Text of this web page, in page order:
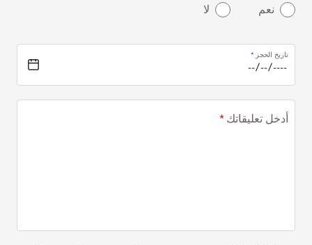
نعم لا
تاريخ الحجز
أدخل تعليقاتك